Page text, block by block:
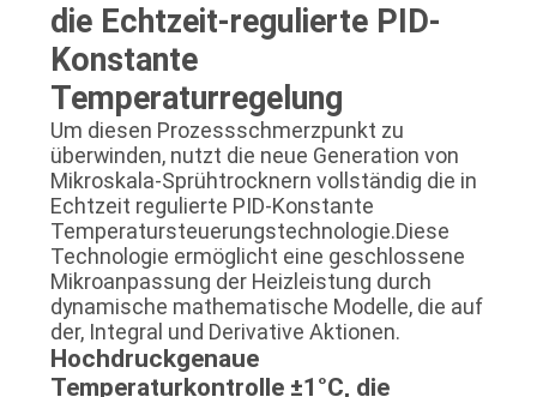
die Echtzeit-regulierte PID-
Konstante
Temperaturregelung
Um diesen Prozessschmerzpunkt zu
überwinden, nutzt die neue Generation von
Mikroskala-Sprühtrocknern vollständig die in
Echtzeit regulierte PID-Konstante
Temperatursteuerungstechnologie.Diese
Technologie ermöglicht eine geschlossene
Mikroanpassung der Heizleistung durch
dynamische mathematische Modelle, die auf
der, Integral und Derivative Aktionen.
Hochdruckgenaue
Temperaturkontrolle ±1°C, die